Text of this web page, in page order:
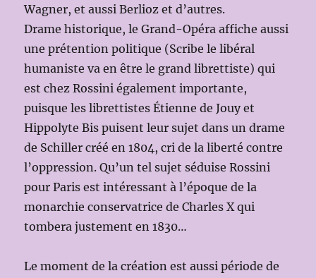
Wagner, et aussi Berlioz et d’autres.
Drame historique, le Grand-Opéra affiche aussi
une prétention politique (Scribe le libéral
humaniste va en être le grand librettiste) qui
est chez Rossini également importante,
puisque les librettistes Étienne de Jouy et
Hippolyte Bis puisent leur sujet dans un drame
de Schiller créé en 1804, cri de la liberté contre
l’oppression. Qu’un tel sujet séduise Rossini
pour Paris est intéressant à l’époque de la
monarchie conservatrice de Charles X qui
tombera justement en 1830…
Le moment de la création est aussi période de